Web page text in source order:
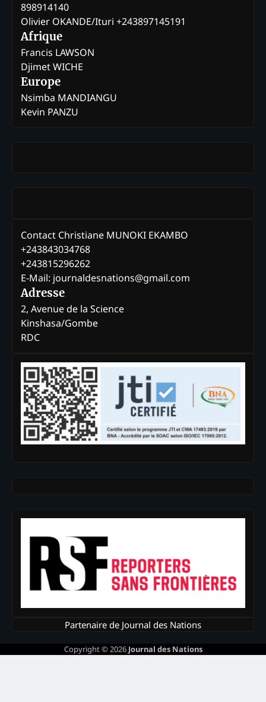
898914140
Olivier OKANDE/Ituri +243897145191
Afrique
Francis LAWSON
Djimet WICHE
Europe
Nsimba MANDIANGU
Kevin PANZU
Contact Christiane MUNOKI EKAMBO
+243843034768
+243815296262
E-Mail: journaldesnations@gmail.com
Adresse
2, Avenue de la Science
Kinshasa/Gombe
RDC
Partenaire de Journal des Nations
Copyright © 2026 Journal des Nations